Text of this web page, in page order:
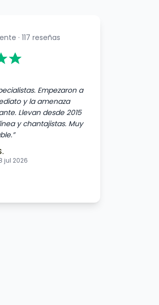
· 117 reseñas
Empezaron a
y la amenaza
Llevan desde 2015
y chantajistas. Muy
”
jul 2026